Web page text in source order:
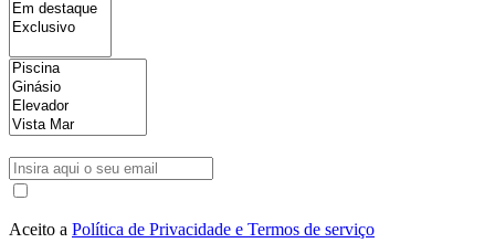
Aceito a Política de Privacidade e Termos de serviço